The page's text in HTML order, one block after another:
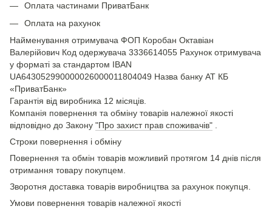
Оплата частинами ПриватБанк
Оплата на рахунок
Найменування отримувача ФОП Коробан Октавіан
Валерійович Код одержувача 3336614055 Рахунок отримувача
у форматі за стандартом IBAN
UA643052990000026000011804049 Назва банку АТ КБ
«ПриватБанк»
Гарантія від виробника 12 місяців.
Компанія повернення та обміну товарів належної якості
відповідно до Закону "Про захист прав споживачів"
Строки повернення і обміну
Повернення та обмін товарів можливий протягом 14 днів після
отримання товару покупцем.
Зворотня доставка товарів виробництва за рахунок покупця.
Умови повернення товарів належної якості